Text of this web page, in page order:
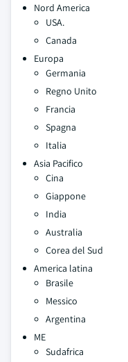
Nord America
USA.
Canada
Europa
Germania
Regno Unito
Francia
Spagna
Italia
Asia Pacifico
Cina
Giappone
India
Australia
Corea del Sud
America latina
Brasile
Messico
Argentina
ME
Sudafrica